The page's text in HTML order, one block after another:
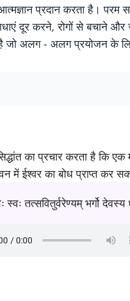
प्रदान करता है।
दूर करने, रोगों से बचाने
जो अलग - अलग प्रयोजन के
का प्रचार करता है कि
में ईश्वर का बोध प्राप्त कर
स्वः तत्सवितुर्वरेण्यम् भर्गो